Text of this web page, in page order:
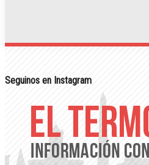
Seguinos en Instagram